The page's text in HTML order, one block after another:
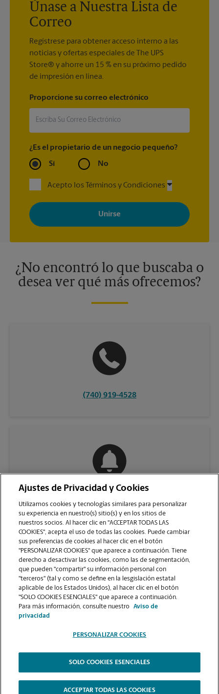
Únase a Nuestra Lista de
Correo
Regístrese para obtener acceso interno a las
noticias y ofertas especiales de The UPS
Store® y ahorre un 15 % en su próximo pedido
de impresión en línea.
Proporcione su correo electrónico
¿Es el propietario de un negocio pequeño?
Sí No
Acepto los Términos y Condiciones
Al registrarse, acepta recibir correos electrónicos de The UPS
Store con noticias, ofertas especiales, promociones y mensajes
adaptados a sus intereses. Puede darse de baja en cualquier
momento. Para más información, consulte nuestra política de
¿No encontró lo que buscaba o
desea ver qué más ofrecemos?
(740) 919-4528
VER LA PÁGINA DE LA TIENDA
2026.
The UPS Store | Aviso de Privacidad | Términos de Uso del Sitio Web |
Contraste Alto
Ajustes de Privacidad y Cookies
Utilizamos cookies y tecnologías similares para personalizar
su experiencia en nuestro(s) sitio(s) y en los sitios de
nuestros socios. Al hacer clic en "ACCEPTAR TODAS LAS
COOKIES", acepta el uso de todas las cookies. Puede cambiar
sus preferencias de cookies al hacer clic en el botón
"PERSONALIZAR COOKIES" que aparece a continuación. Tiene
derecho a desactivar las cookies, como las de segmentación,
que pueden "compartir" su información personal con
"terceros" (tal y como se define en la lesgislación estatal
aplicable de los Estados Unidos), al hacer clic en el botón
"SOLO COOKIES ESENCIALES" que aparece a continuación.
Para más información, consulte nuestro
Aviso de
privacidad
PERSONALIZAR COOKIES
SOLO COOKIES ESENCIALES
ACCEPTAR TODAS LAS COOKIES